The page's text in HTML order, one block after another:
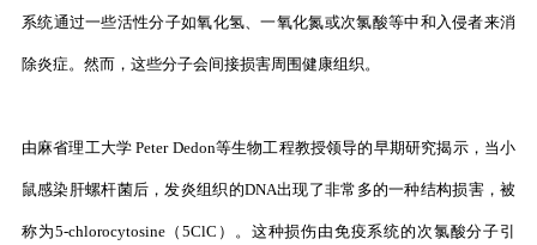
系统通过一些活性分子如氧化氢、一氧化氮或次氯酸等中和入侵者来消
除炎症。然而，这些分子会间接损害周围健康组织。
由麻省理工大学 Peter Dedon等生物工程教授领导的早期研究揭示，当小
鼠感染肝螺杆菌后，发炎组织的DNA出现了非常多的一种结构损害，被
称为5-chlorocytosine（5ClC）。这种损伤由免疫系统的次氯酸分子引